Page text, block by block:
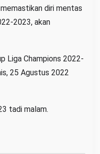
diri mentas
2023, akan
Liga Champions 2022-
25 Agustus 2022
tadi malam.